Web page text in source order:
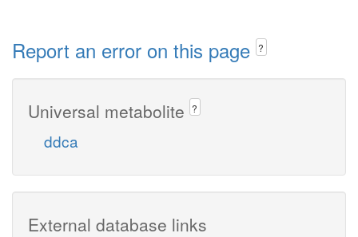
Report an error on this page ?
Universal metabolite ?
ddca
External database links